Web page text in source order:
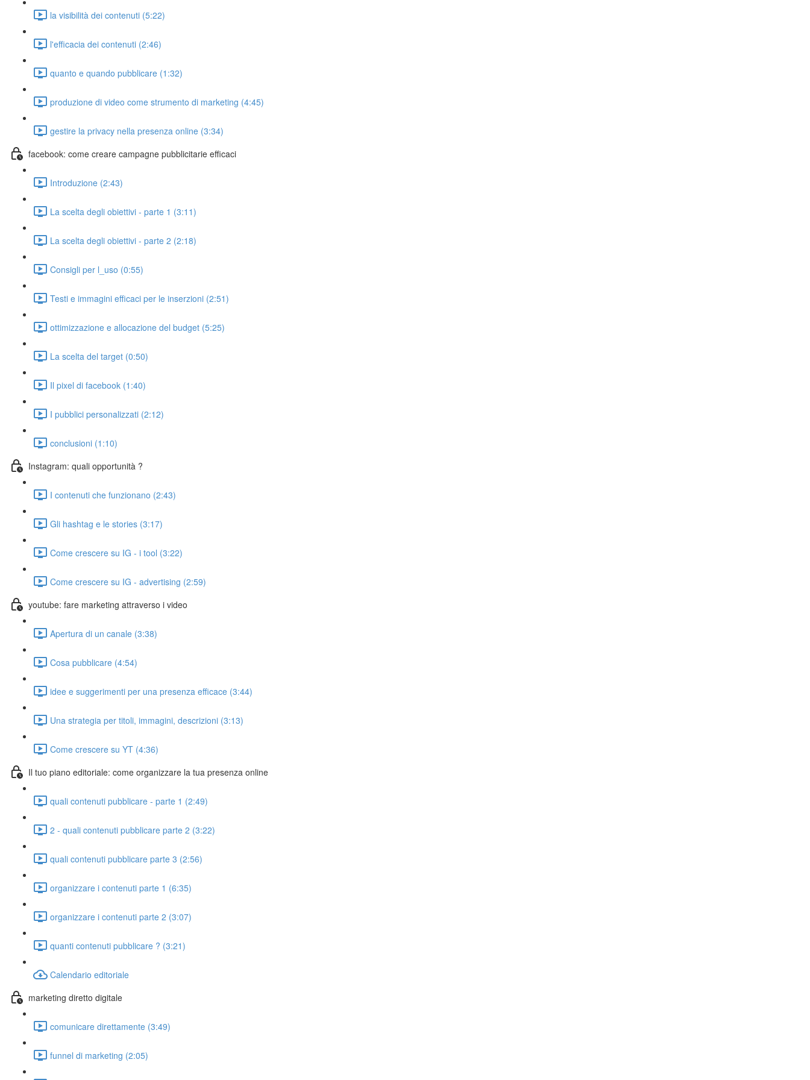
la visibilità dei contenuti (5:22)
l'efficacia dei contenuti (2:46)
quanto e quando pubblicare (1:32)
produzione di video come strumento di marketing (4:45)
gestire la privacy nella presenza online (3:34)
facebook: come creare campagne pubblicitarie efficaci
Introduzione (2:43)
La scelta degli obiettivi - parte 1 (3:11)
La scelta degli obiettivi - parte 2 (2:18)
Consigli per l_uso (0:55)
Testi e immagini efficaci per le inserzioni (2:51)
ottimizzazione e allocazione del budget (5:25)
La scelta del target (0:50)
Il pixel di facebook (1:40)
I pubblici personalizzati (2:12)
conclusioni (1:10)
Instagram: quali opportunità ?
I contenuti che funzionano (2:43)
Gli hashtag e le stories (3:17)
Come crescere su IG - i tool (3:22)
Come crescere su IG - advertising (2:59)
youtube: fare marketing attraverso i video
Apertura di un canale (3:38)
Cosa pubblicare (4:54)
idee e suggerimenti per una presenza efficace (3:44)
Una strategia per titoli, immagini, descrizioni (3:13)
Come crescere su YT (4:36)
Il tuo piano editoriale: come organizzare la tua presenza online
quali contenuti pubblicare - parte 1 (2:49)
2 - quali contenuti pubblicare parte 2 (3:22)
quali contenuti pubblicare parte 3 (2:56)
organizzare i contenuti parte 1 (6:35)
organizzare i contenuti parte 2 (3:07)
quanti contenuti pubblicare ? (3:21)
Calendario editoriale
marketing diretto digitale
comunicare direttamente (3:49)
funnel di marketing (2:05)